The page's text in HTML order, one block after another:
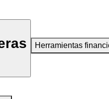
Herramientas